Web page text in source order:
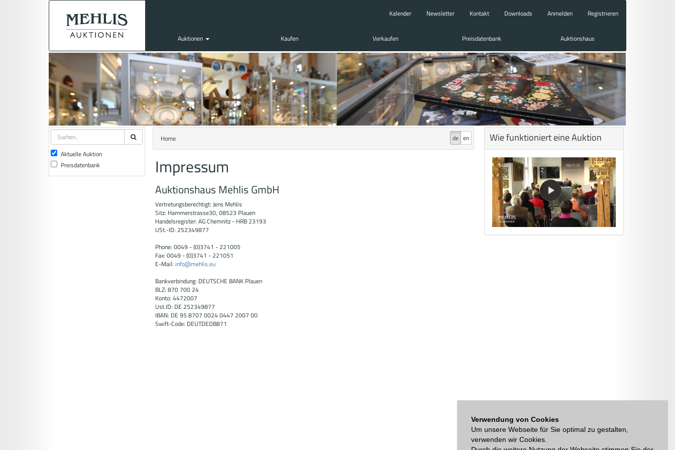
Verwendung von Cookies
Um unsere Webseite für Sie optimal zu gestalten,
verwenden wir Cookies.
Kalender Newsletter Kontakt Downloads Anmelden Registrieren
Auktionen Kaufen Verkaufen Preisdatenbank Auktionshaus
Aktuelle Auktion
Preisdatenbank
de en
Home
Impressum
Auktionshaus Mehlis GmbH
Vertretungsberechtigt: Jens Mehlis
Sitz: Hammerstrasse30, 08523 Plauen
Handelsregister: AG Chemnitz - HRB 23193
USt.-ID: 252349877
Phone: 0049 - (0)3741 - 221005
Fax: 0049 - (0)3741 - 221051
E-Mail: info@mehlis.eu
Bankverbindung: DEUTSCHE BANK Plauen
BLZ: 870 700 24
Konto: 4472007
Ust.ID: DE 252349877
IBAN: DE 95 8707 0024 0447 2007 00
Swift-Code: DEUTDEDB871
Wie funktioniert eine Auktion